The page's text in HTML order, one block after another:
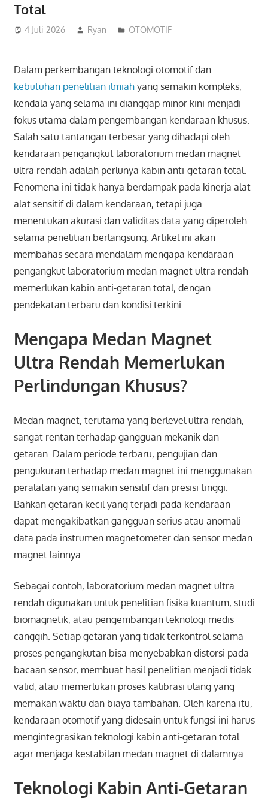
Total
4 Juli 2026 Ryan OTOMOTIF
Dalam perkembangan teknologi otomotif dan
kebutuhan penelitian ilmiahyang semakin kompleks,
kendala yang selama ini dianggap minor kini menjadi
fokus utama dalam pengembangan kendaraan khusus.
Salah satu tantangan terbesar yang dihadapi oleh
kendaraan pengangkut laboratorium medan magnet
ultra rendah adalah perlunya kabin anti-getaran total.
Fenomena ini tidak hanya berdampak pada kinerja alat-
alat sensitif di dalam kendaraan, tetapi juga
menentukan akurasi dan validitas data yang diperoleh
selama penelitian berlangsung. Artikel ini akan
membahas secara mendalam mengapa kendaraan
pengangkut laboratorium medan magnet ultra rendah
memerlukan kabin anti-getaran total, dengan
pendekatan terbaru dan kondisi terkini.
Mengapa Medan Magnet
Ultra Rendah Memerlukan
Perlindungan Khusus?
Medan magnet, terutama yang berlevel ultra rendah,
sangat rentan terhadap gangguan mekanik dan
getaran. Dalam periode terbaru, pengujian dan
pengukuran terhadap medan magnet ini menggunakan
peralatan yang semakin sensitif dan presisi tinggi.
Bahkan getaran kecil yang terjadi pada kendaraan
dapat mengakibatkan gangguan serius atau anomali
data pada instrumen magnetometer dan sensor medan
magnet lainnya.
Sebagai contoh, laboratorium medan magnet ultra
rendah digunakan untuk penelitian fisika kuantum, studi
biomagnetik, atau pengembangan teknologi medis
canggih. Setiap getaran yang tidak terkontrol selama
proses pengangkutan bisa menyebabkan distorsi pada
bacaan sensor, membuat hasil penelitian menjadi tidak
valid, atau memerlukan proses kalibrasi ulang yang
memakan waktu dan biaya tambahan. Oleh karena itu,
kendaraan otomotif yang didesain untuk fungsi ini harus
mengintegrasikan teknologi kabin anti-getaran total
agar menjaga kestabilan medan magnet di dalamnya.
Teknologi Kabin Anti-Getaran